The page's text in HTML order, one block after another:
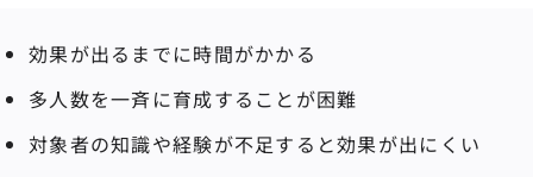
効果が出るまでに時間がかかる
多人数を一斉に育成することが困難
対象者の知識や経験が不足すると効果が出にくい